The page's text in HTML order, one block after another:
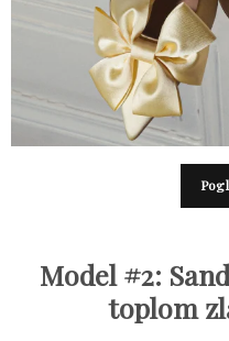
Model #2:
toplom